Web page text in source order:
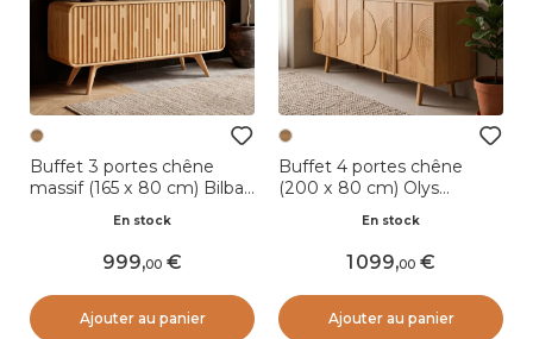
Buffet 3 portes chêne
massif (165 x 80 cm) Bilbao
En stock
999,00
Ajouter au panier
Buffet 4 portes chêne
(200 x 80 cm) Olys
En stock
1 099,00
Ajouter au panier